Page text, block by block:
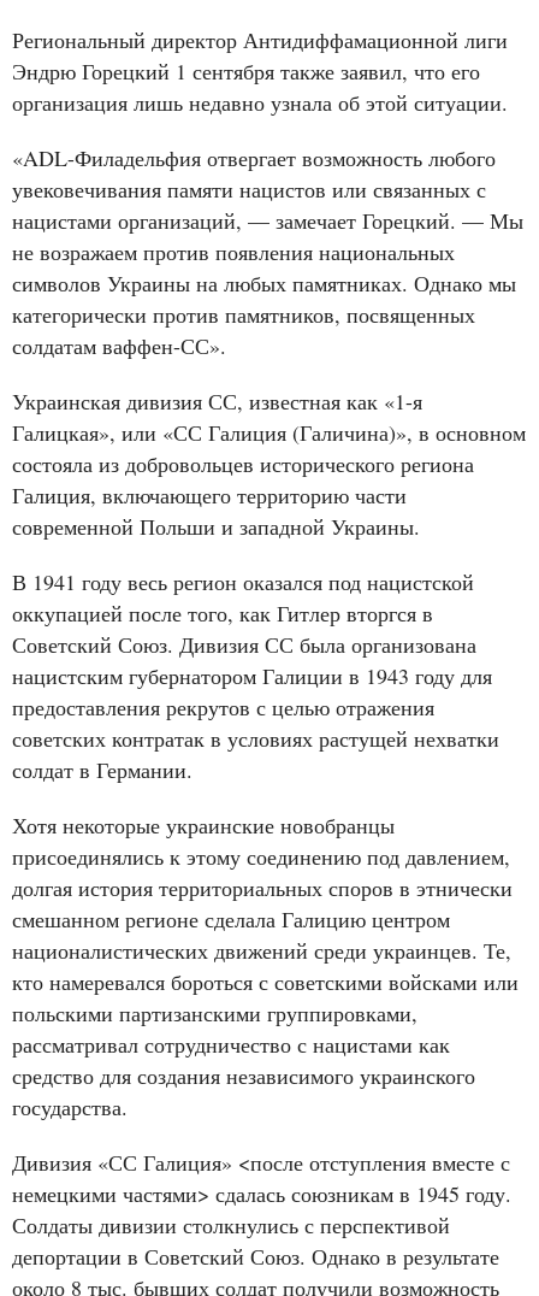
Региональный директор Антидиффамационной лиги
Эндрю Горецкий 1 сентября также заявил, что его
организация лишь недавно узнала об этой ситуации.
«ADL-Филадельфия отвергает возможность любого
увековечивания памяти нацистов или связанных с
нацистами организаций, — замечает Горецкий. — Мы
не возражаем против появления национальных
символов Украины на любых памятниках. Однако мы
категорически против памятников, посвященных
солдатам ваффен-СС».
Украинская дивизия СС, известная как «1-я
Галицкая», или «СС Галиция (Галичина)», в основном
состояла из добровольцев исторического региона
Галиция, включающего территорию части
современной Польши и западной Украины.
В 1941 году весь регион оказался под нацистской
оккупацией после того, как Гитлер вторгся в
Советский Союз. Дивизия СС была организована
нацистским губернатором Галиции в 1943 году для
предоставления рекрутов с целью отражения
советских контратак в условиях растущей нехватки
солдат в Германии.
Хотя некоторые украинские новобранцы
присоединялись к этому соединению под давлением,
долгая история территориальных споров в этнически
смешанном регионе сделала Галицию центром
националистических движений среди украинцев. Те,
кто намеревался бороться с советскими войсками или
польскими партизанскими группировками,
рассматривал сотрудничество с нацистами как
средство для создания независимого украинского
государства.
Дивизия «СС Галиция» <после отступления вместе с
немецкими частями> сдалась союзникам в 1945 году.
Солдаты дивизии столкнулись с перспективой
депортации в Советский Союз. Однако в результате
около 8 тыс. бывших солдат получили возможность